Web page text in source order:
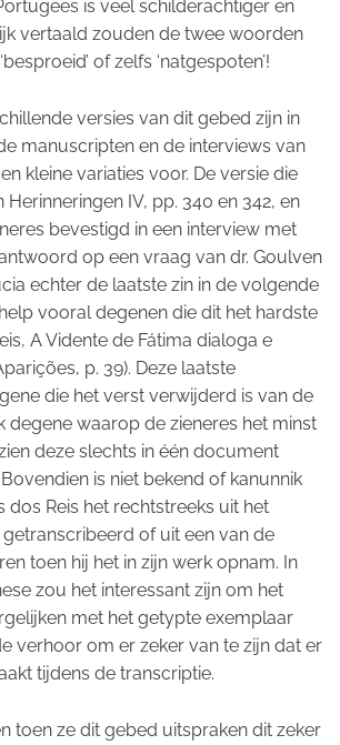
is veel schilderachtiger en
vertaald zouden de twee woorden
of zelfs ‘natgespoten’!
versies van dit gebed zijn in
manuscripten en de interviews van
kleine variaties voor. De versie die
Herinneringen IV, pp. 340 en 342, en
bevestigd in een interview met
op een vraag van dr. Goulven
echter de laatste zin in de volgende
vooral degenen die dit het hardste
A Vidente de Fátima dialoga e
p. 39). Deze laatste
die het verst verwijderd is van de
degene waarop de zieneres het minst
deze slechts in één document
is niet bekend of kanunnik
dos Reis het rechtstreeks uit het
of uit een van de
toen hij het in zijn werk opnam. In
zou het interessant zijn om het
met het getypte exemplaar
verhoor om er zeker van te zijn dat er
tijdens de transcriptie.
toen ze dit gebed uitspraken dit zeker